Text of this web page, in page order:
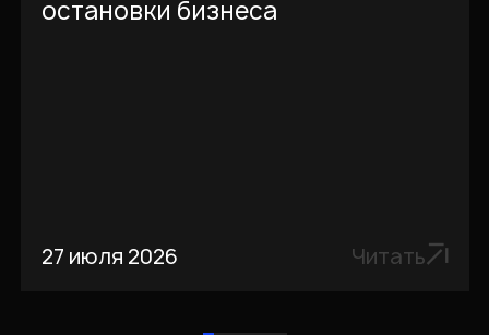
остановки бизнеса
27 июля 2026 Читать